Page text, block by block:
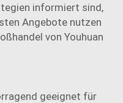
informiert sind,
Angebote nutzen
von Youhuan
geeignet für